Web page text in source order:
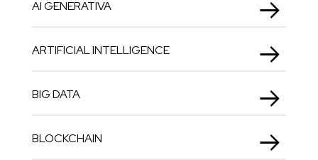
AI GENERATIVA
ARTIFICIAL INTELLIGENCE
BIG DATA
BLOCKCHAIN